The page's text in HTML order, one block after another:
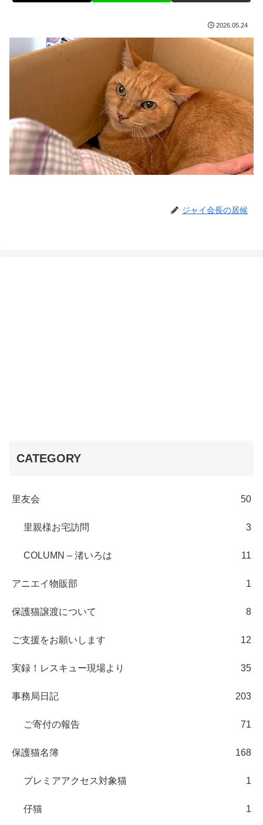
2026.05.24
ジャイ会長の居候
CATEGORY
里友会 50
里親様お宅訪問 3
COLUMN – 渚いろは 11
アニエイ物販部 1
保護猫譲渡について 8
ご支援をお願いします 12
実録！レスキュー現場より 35
事務局日記 203
ご寄付の報告 71
保護猫名簿 168
プレミアアクセス対象猫 1
仔猫 1